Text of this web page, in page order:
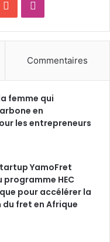
YouTube
Commentaires
femme qui
en
les entrepreneurs
YamoFret
HEC
pour accélérer la
fret en Afrique